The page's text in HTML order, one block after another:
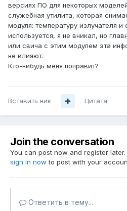
версиях ПО для некоторых
служебная утилита, которая
модуля: температуру излучателя и
используется, я не вникал, но
или свича с этим модулем эта
не влияют.
Кто-нибудь меня поправит?
Вставить ник Цитата
Join the conversation
You can post now and register
sign in now to post with your
Ответить в тему...